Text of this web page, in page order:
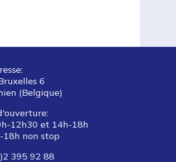
6
(Belgique)
12h30 et 14h-18h
18h non stop
395 92 88